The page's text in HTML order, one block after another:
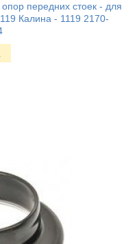
передних стоек - для
Калина - 1119 2170-